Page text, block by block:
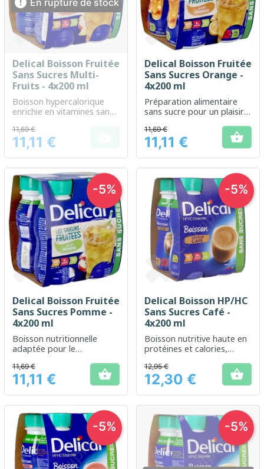
En rupture de stock
Delical Boisson Fruitée
Sans Sucres Multi-
Fruits - 4x200 ml
Boisson hypercalorique
enrichie en vitamines sans
besoins nutritionnels
accrus.
Prix
11,69 €
11,11 €
Delical Boisson Fruitée
Sans Sucres Orange -
4x200 ml
Préparation alimentaire
sans sucre pour un plaisir
d'orange
Prix
11,69 €
11,11 € 
Delical Boisson Fruitée
Sans Sucres Pomme -
4x200 ml
Boisson nutritionnelle
adaptée pour le
sans sucre ajouté
Prix
11,69 €
11,11 € 
-5%
Delical Boisson HP/HC
Sans Sucres Café -
4x200 ml
Boisson nutritive haute en
protéines et calories,
énergétiques accrus, sans
sucre ajouté.
Prix
12,95 €
12,30 € 
-5%
-5% -5%